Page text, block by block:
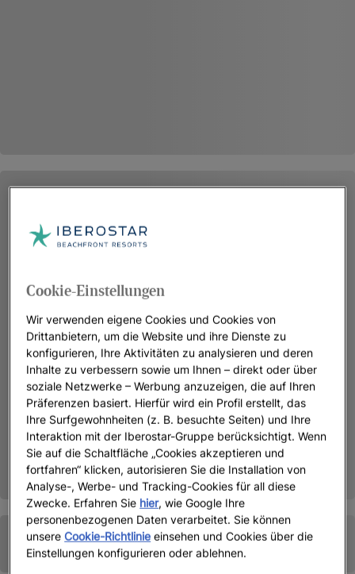
Cookie-Einstellungen
Wir verwenden eigene Cookies und Cookies von
Drittanbietern, um die Website und ihre Dienste zu
konfigurieren, Ihre Aktivitäten zu analysieren und deren
Inhalte zu verbessern sowie um Ihnen – direkt oder über
soziale Netzwerke – Werbung anzuzeigen, die auf Ihren
Präferenzen basiert. Hierfür wird ein Profil erstellt, das
Ihre Surfgewohnheiten (z. B. besuchte Seiten) und Ihre
Interaktion mit der Iberostar-Gruppe berücksichtigt. Wenn
Sie auf die Schaltfläche „Cookies akzeptieren und
fortfahren“ klicken, autorisieren Sie die Installation von
Analyse-, Werbe- und Tracking-Cookies für all diese
Zwecke. Erfahren Sie hier, wie Google Ihre
personenbezogenen Daten verarbeitet. Sie können
unsereCookie-Richtlinie einsehen und Cookies über die
Einstellungen konfigurieren oder ablehnen.